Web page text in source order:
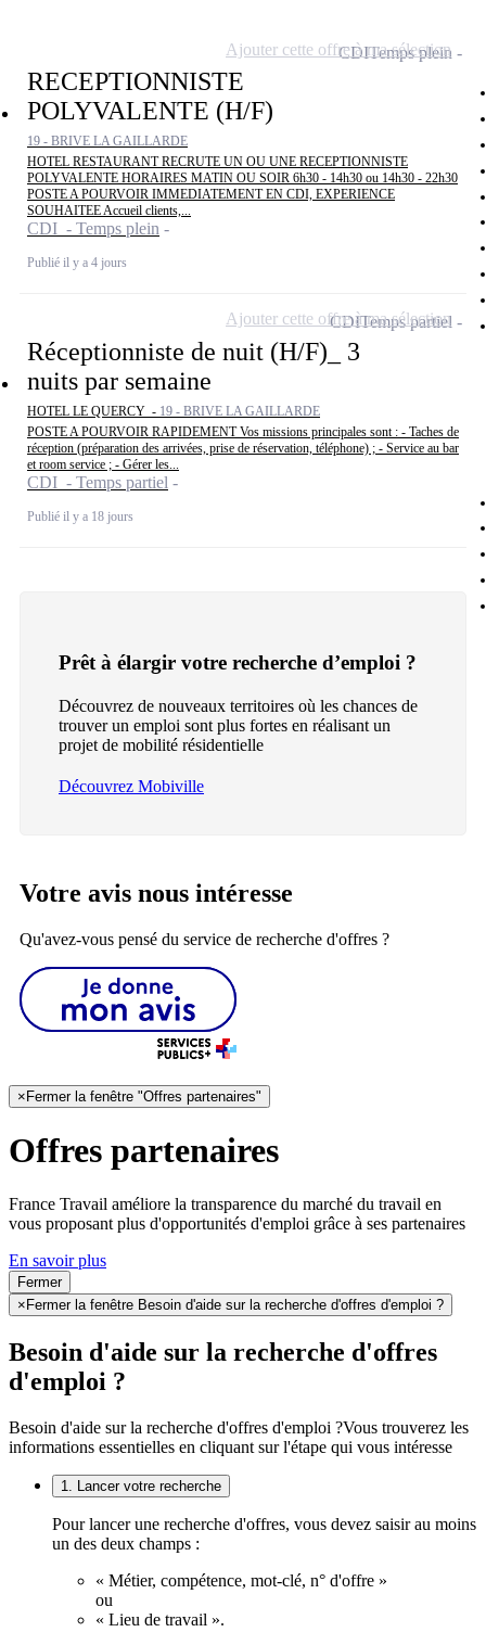
RECEPTIONNISTE
POLYVALENTE (H/F)
19 - BRIVE LA GAILLARDE
HOTEL RESTAURANT RECRUTE UN OU UNE RECEPTIONNISTE
POLYVALENTE HORAIRES MATIN OU SOIR 6h30 - 14h30 ou 14h30 - 22h30
POSTE A POURVOIR IMMEDIATEMENT EN CDI, EXPERIENCE
SOUHAITEE Accueil clients,...
CDI - Temps plein
Publié il y a 4 jours
CDITemps plein
Ajouter cette offre à ma sélection
Réceptionniste de nuit (H/F)_ 3
nuits par semaine
HOTEL LE QUERCY - 19 - BRIVE LA GAILLARDE
POSTE A POURVOIR RAPIDEMENT Vos missions principales sont : - Taches de
réception (préparation des arrivées, prise de réservation, téléphone) ; - Service au bar
et room service ; - Gérer les...
CDI - Temps partiel
Publié il y a 18 jours
CDITemps partiel
Ajouter cette offre à ma sélection
Prêt à élargir votre recherche d’emploi ?
Découvrez de nouveaux territoires où les chances de
trouver un emploi sont plus fortes en réalisant un
projet de mobilité résidentielle
Découvrez Mobiville
Votre avis nous intéresse
Qu'avez-vous pensé du service de recherche d'offres ?
× Fermer la fenêtre "Offres partenaires"
Offres partenaires
France Travail améliore la transparence du marché du travail en
vous proposant plus d'opportunités d'emploi grâce à ses partenaires
En savoir plus
Fermer
× Fermer la fenêtre Besoin d'aide sur la recherche d'offres d'emploi ?
Besoin d'aide sur la recherche d'offres
d'emploi ?
Besoin d'aide sur la recherche d'offres d'emploi ?Vous trouverez les
informations essentielles en cliquant sur l'étape qui vous intéresse
1. Lancer votre recherche
Pour lancer une recherche d'offres, vous devez saisir au moins
un des deux champs :
« Métier, compétence, mot-clé, n° d'offre »
ou
« Lieu de travail ».